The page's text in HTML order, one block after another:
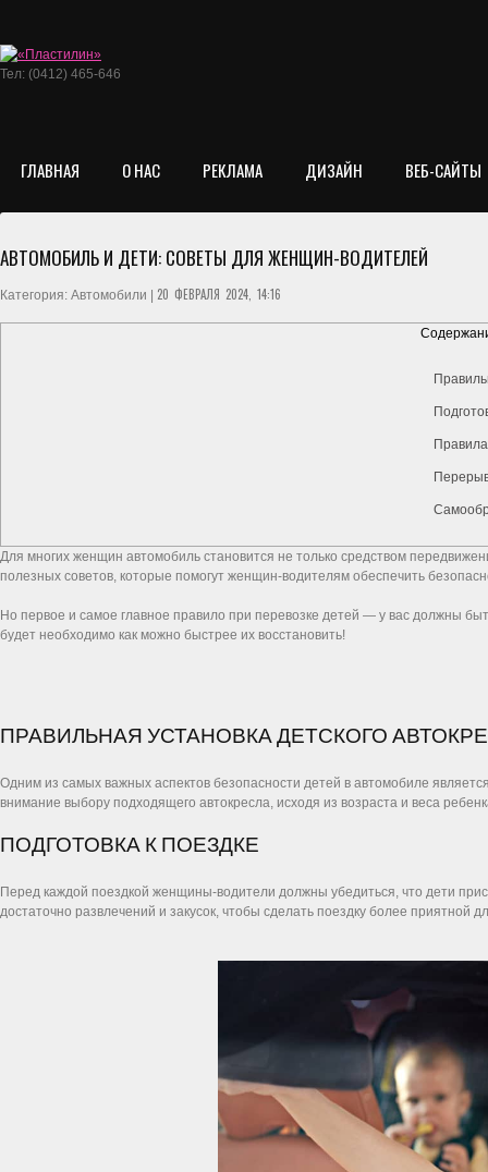
Тел: (0412) 465-646
ГЛАВНАЯ О НАС РЕКЛАМА ДИЗАЙН ВЕБ-САЙТЫ
АВТОМОБИЛЬ И ДЕТИ: СОВЕТЫ ДЛЯ ЖЕНЩИН-ВОДИТЕЛЕЙ
Категория: Автомобили | 20 ФЕВРАЛЯ 2024, 14:16
Для многих женщин автомобиль становится не только средством
полезных советов, которые помогут женщин-водителям обеспечить
Но первое и самое главное правило при перевозке детей — у вас должны
будет необходимо как можно быстрее их восстановить!
ПРАВИЛЬНАЯ УСТАНОВКА ДЕТСКОГО
Одним из самых важных аспектов безопасности детей в автомобиле
внимание выбору подходящего автокресла, исходя из возраста и веса
ПОДГОТОВКА К ПОЕЗДКЕ
Перед каждой поездкой женщины-водители должны убедиться, что дети
достаточно развлечений и закусок, чтобы сделать поездку более приятной